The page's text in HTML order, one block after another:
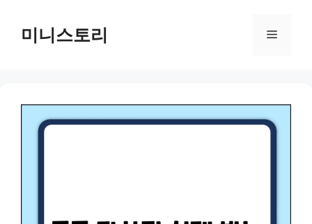
content미니스토리 Menu